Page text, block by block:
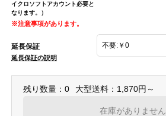
イクロソフトアカウント必要と
なります。）
※注意事項があります。
延長保証
延長保証の説明
残り数量：0 大型送料：1,870円～
在庫がありません